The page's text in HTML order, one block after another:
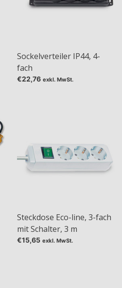
Sockelverteiler IP44, 4-
fach
€22,76 exkl. MwSt.
Steckdose Eco-line, 3-fach
mit Schalter, 3 m
€15,65 exkl. MwSt.